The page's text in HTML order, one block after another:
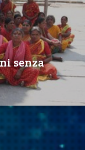
senza